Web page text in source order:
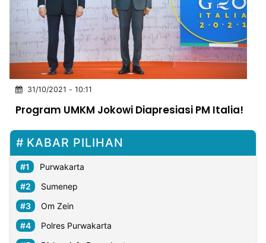
INDONESIA
Partner
Insight
NTB
Suara
Time
Lens
IDN
Daily
Jogja
Jalan
Rakyat
Idealita
News
Kita
Notice
Dinamikapost.com
Radar
Baru
Seedbacklink
Follow
Kabarbaru
31/10/2021 - 10:11
Program UMKM Jokowi Diapresiasi PM Italia!
KABAR PILIHAN
Purwakarta
Sumenep
Om Zein
Polres Purwakarta